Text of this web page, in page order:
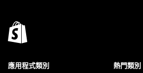
應用程式類別 熱門類別